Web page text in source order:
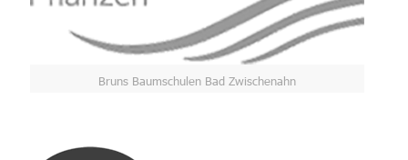
Bruns Baumschulen Bad Zwischenahn